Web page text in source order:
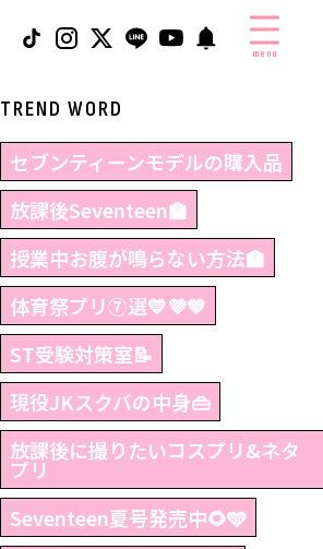
menu
TREND WORD
セブンティーンモデルの購入品
放課後Seventeen🏫
授業中お腹が鳴らない方法🏫
体育祭プリ⑦選💛💜💙
ST受験対策室📝
現役JKスクバの中身👜
放課後に撮りたいコスプリ&ネタ
プリ
Seventeen夏号発売中🌻🩵